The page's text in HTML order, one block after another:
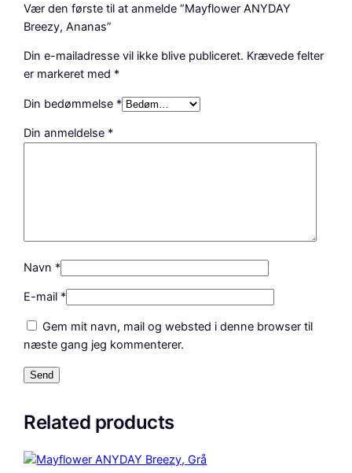
Vær den første til at anmelde “Mayflower ANYDAY
Breezy, Ananas”
Din e-mailadresse vil ikke blive publiceret. Krævede felter
er markeret med *
Din bedømmelse *
Din anmeldelse *
Navn *
E-mail *
Gem mit navn, mail og websted i denne browser til
næste gang jeg kommenterer.
Related products